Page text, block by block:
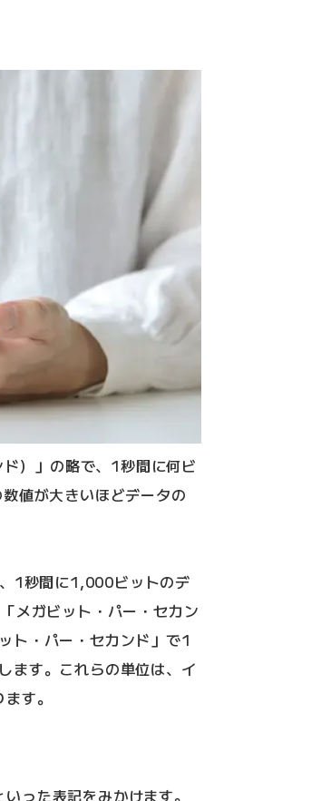
）」の略で、1秒間に何ビ
値が大きいほどデータの
1秒間に1,000ビットのデ
メガビット・パー・セカン
ト・パー・セカンド」で1
す。これらの単位は、イ
す。
った表記をみかけます。